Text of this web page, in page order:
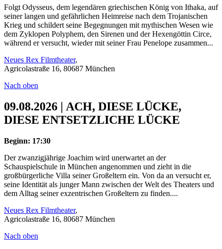
Folgt Odysseus, dem legendären griechischen König von Ithaka, auf
seiner langen und gefährlichen Heimreise nach dem Trojanischen
Krieg und schildert seine Begegnungen mit mythischen Wesen wie
dem Zyklopen Polyphem, den Sirenen und der Hexengöttin Circe,
während er versucht, wieder mit seiner Frau Penelope zusammen...
Neues Rex Filmtheater,
Agricolastraße 16, 80687 München
Nach oben
09.08.2026 | ACH, DIESE LÜCKE,
DIESE ENTSETZLICHE LÜCKE
Beginn: 17:30
Der zwanzigjährige Joachim wird unerwartet an der
Schauspielschule in München angenommen und zieht in die
großbürgerliche Villa seiner Großeltern ein. Von da an versucht er,
seine Identität als junger Mann zwischen der Welt des Theaters und
dem Alltag seiner exzentrischen Großeltern zu finden....
Neues Rex Filmtheater,
Agricolastraße 16, 80687 München
Nach oben